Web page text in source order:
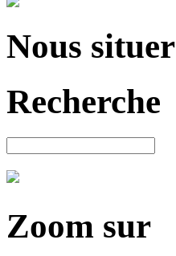
Nous situer
Recherche
Zoom sur